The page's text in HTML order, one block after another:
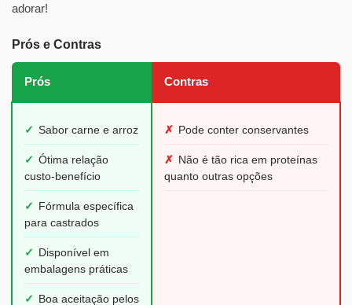
adorar!
Prós e Contras
Prós Contras
✓ Sabor carne e arroz
✓ Ótima relação
custo-benefício
✓ Fórmula específica
para castrados
✓ Disponível em
embalagens práticas
✓ Boa aceitação pelos
✗ Pode conter conservantes
✗ Não é tão rica em proteínas
quanto outras opções